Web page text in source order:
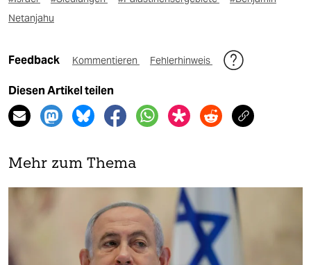
Netanjahu
Feedback Kommentieren Fehlerhinweis
Diesen Artikel teilen
Mehr zum Thema